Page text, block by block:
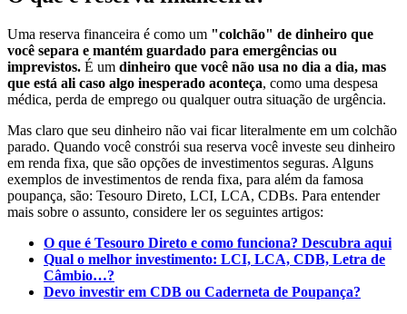
Uma reserva financeira é como um "colchão" de dinheiro que
você separa e mantém guardado para emergências ou
imprevistos. É um dinheiro que você não usa no dia a dia, mas
que está ali caso algo inesperado aconteça, como uma despesa
médica, perda de emprego ou qualquer outra situação de urgência.
Mas claro que seu dinheiro não vai ficar literalmente em um colchão
parado. Quando você constrói sua reserva você investe seu dinheiro
em renda fixa, que são opções de investimentos seguras. Alguns
exemplos de investimentos de renda fixa, para além da famosa
poupança, são: Tesouro Direto, LCI, LCA, CDBs. Para entender
mais sobre o assunto, considere ler os seguintes artigos:
O que é Tesouro Direto e como funciona? Descubra aqui
Qual o melhor investimento: LCI, LCA, CDB, Letra de
Câmbio…?
Devo investir em CDB ou Caderneta de Poupança?